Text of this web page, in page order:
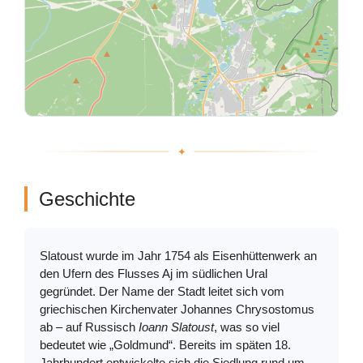
Geschichte
Slatoust wurde im Jahr 1754 als Eisenhüttenwerk an
den Ufern des Flusses Aj im südlichen Ural
gegründet. Der Name der Stadt leitet sich vom
griechischen Kirchenvater Johannes Chrysostomus
ab – auf RussischIoann Slatoust, was so viel
bedeutet wie „Goldmund“. Bereits im späten 18.